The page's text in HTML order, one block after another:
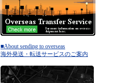
■About sending to overseas
海外発送・転送サービスのご案内